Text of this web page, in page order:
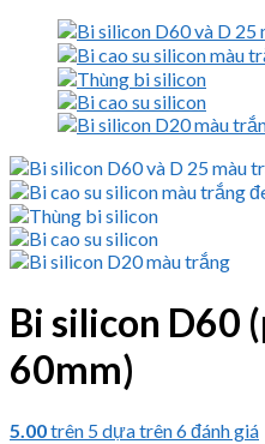
Bi silicon D60
60mm)
5.00trên 5 dựa trên6đánh giá